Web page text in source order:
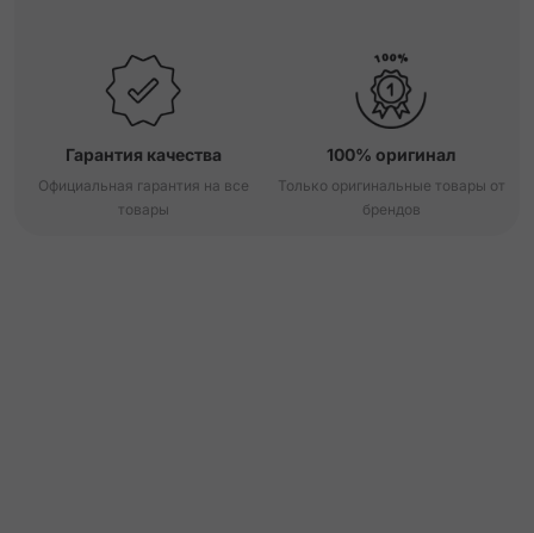
Гарантия качества
Официальная гарантия на все
товары
100% оригинал
Только оригинальные товары от
брендов